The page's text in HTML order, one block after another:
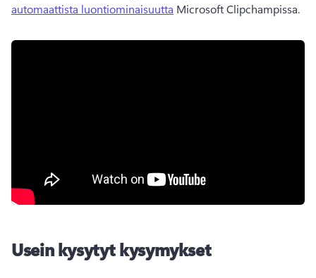
automaattista luontiominaisuutta Microsoft Clipchampissa.
Usein kysytyt kysymykset